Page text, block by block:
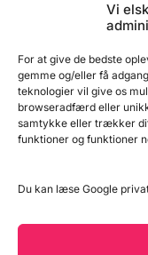
Vi
For at give de bedste
gemme og/eller få
teknologier vil give os
browseradfærd eller
samtykke eller trækker
funktioner og funktioner
Du kan læse Google
Tilmeld dig vores
samt spændende
indbakke.